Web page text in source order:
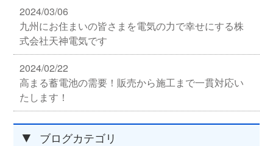
2024/03/06
九州にお住まいの皆さまを電気の力で幸せにする株
式会社天神電気です
2024/02/22
高まる蓄電池の需要！販売から施工まで一貫対応い
たします！
▼ ブログカテゴリ